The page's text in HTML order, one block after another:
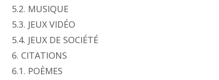
5.2. MUSIQUE
5.3. JEUX VIDÉO
5.4. JEUX DE SOCIÉTÉ
6. CITATIONS
6.1. POÈMES